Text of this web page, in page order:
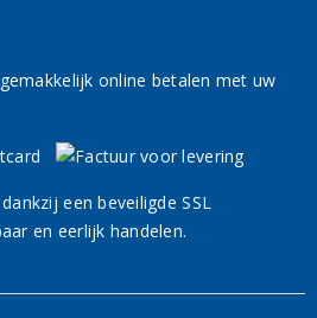
online betalen met uw
een beveiligde SSL
en eerlijk handelen.